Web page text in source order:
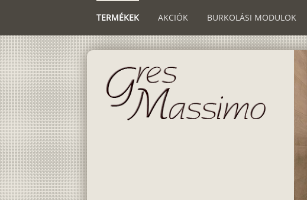
TERMÉKEK AKCIÓK BURKOLÁSI MODULOK